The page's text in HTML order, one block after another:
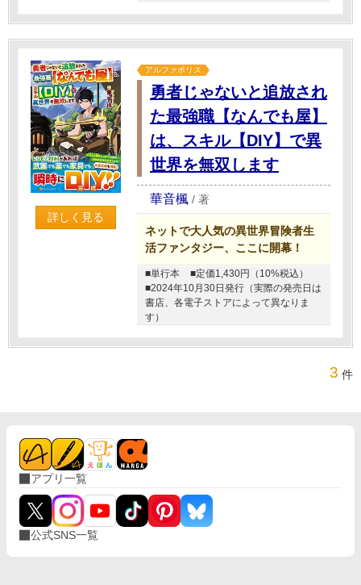
詳しく見る
アルファポリス
勇者じゃないと追放され
た最強職【なんでも屋】
は、スキル【DIY】で異
世界を無双します
華音楓 / 著
ネットで大人気の異世界冒険者生
活ファンタジー、ここに開幕！
■単行本
■定価1,430円（10%税込）
■2024年10月30日発行（実際の発売日は
書店、各電子ストアによって異なりま
す）
3 件
アプリ一覧
公式SNS一覧